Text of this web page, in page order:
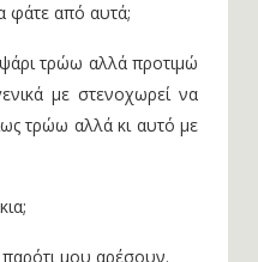
φάτε από αυτά;
ψάρι τρώω αλλά προτιμώ
με στενοχωρεί να
τρώω αλλά κι αυτό με
μου αρέσουν.